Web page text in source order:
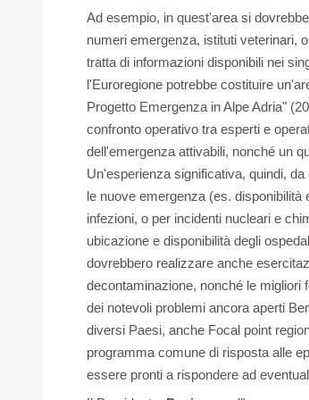
Ad esempio, in quest'area si
numeri emergenza, istituti veterinari,
tratta di informazioni disponibili nei
l'Euroregione potrebbe costituire
Progetto Emergenza in Alpe Adria"
confronto operativo tra esperti e
dell'emergenza attivabili, nonché un
Un'esperienza significativa, quindi,
le nuove emergenza (es.
infezioni, o per incidenti nucleari e
ubicazione e disponibilità degli
dovrebbero realizzare anche
decontaminazione, nonché le migliori
dei notevoli problemi ancora aperti
diversi Paesi, anche Focal point
programma comune di risposta alle
essere pronti a rispondere ad